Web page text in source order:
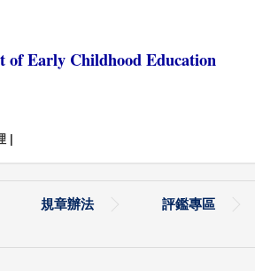
of Early Childhood Education
|
規章辦法 評鑑專區